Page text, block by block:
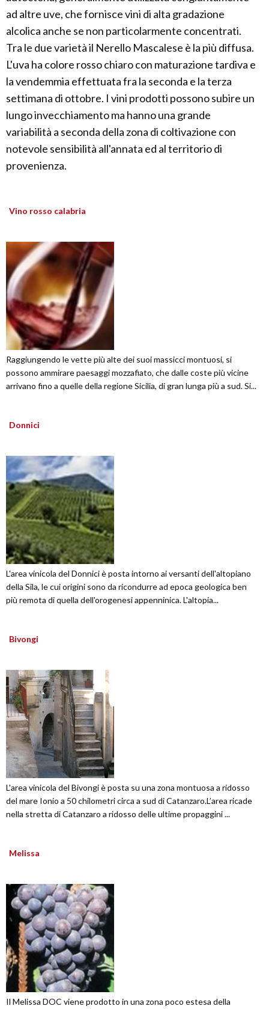
ad altre uve, che fornisce vini di alta gradazione
alcolica anche se non particolarmente concentrati.
Tra le due varietà il Nerello Mascalese è la più diffusa.
L'uva ha colore rosso chiaro con maturazione tardiva e
la vendemmia effettuata fra la seconda e la terza
settimana di ottobre. I vini prodotti possono subire un
lungo invecchiamento ma hanno una grande
variabilità a seconda della zona di coltivazione con
notevole sensibilità all'annata ed al territorio di
provenienza.
Vino rosso calabria
Raggiungendo le vette più alte dei suoi massicci montuosi, si
possono ammirare paesaggi mozzafiato, che dalle coste più vicine
arrivano fino a quelle della regione Sicilia, di gran lunga più a sud. Si...
Donnici
L'area vinicola del Donnici è posta intorno ai versanti dell'altopiano
della Sila, le cui origini sono da ricondurre ad epoca geologica ben
più remota di quella dell'orogenesi appenninica. L'altopia...
Bivongi
L'area vinicola del Bivongi è posta su una zona montuosa a ridosso
del mare Ionio a 50 chilometri circa a sud di Catanzaro.L’area ricade
nella stretta di Catanzaro a ridosso delle ultime propaggini ...
Melissa
Il Melissa DOC viene prodotto in una zona poco estesa della